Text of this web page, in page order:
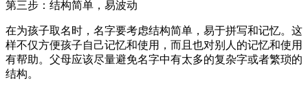
第三步：结构简单，易波动
在为孩子取名时，名字要考虑结构简单，易于拼写和记忆。这
样不仅方便孩子自己记忆和使用，而且也对别人的记忆和使用
有帮助。父母应该尽量避免名字中有太多的复杂字或者繁琐的
结构。